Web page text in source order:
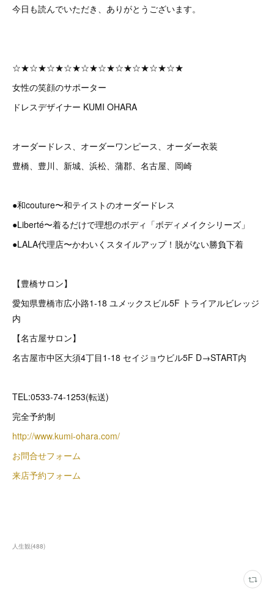
今日も読んでいただき、ありがとうございます。
☆★☆★☆★☆★☆★☆★☆★☆★☆★☆★
女性の笑顔のサポーター
ドレスデザイナー KUMI OHARA
オーダードレス、オーダーワンピース、オーダー衣装
豊橋、豊川、新城、浜松、蒲郡、名古屋、岡崎
●和couture〜和テイストのオーダードレス
●Liberté〜着るだけで理想のボディ「ボディメイクシリーズ」
●LALA代理店〜かわいくスタイルアップ！脱がない勝負下着
【豊橋サロン】
愛知県豊橋市広小路1-18 ユメックスビル5F トライアルビレッジ
内
【名古屋サロン】
名古屋市中区大須4丁目1-18 セイジョウビル5F D→START内
TEL:0533-74-1253(転送)
完全予約制
http://www.kumi-ohara.com/
お問合せフォーム
来店予約フォーム
人生観(488)